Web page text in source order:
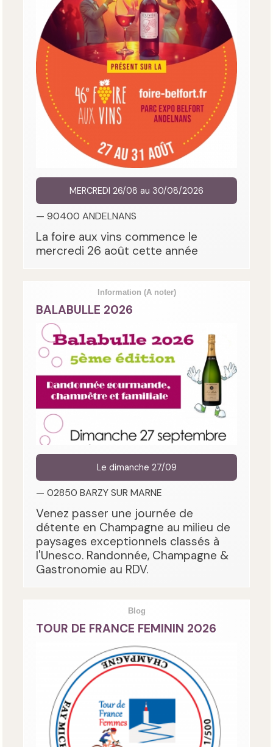
MERCREDI 26/08 au 30/08/2026
— 90400 ANDELNANS
La foire aux vins commence le
mercredi 26 août cette année
Information (A noter)
BALABULLE 2026
Le dimanche 27/09
— 02850 BARZY SUR MARNE
Venez passer une journée de
détente en Champagne au milieu de
paysages exceptionnels classés à
l'Unesco. Randonnée, Champagne &
Gastronomie au RDV.
Blog
TOUR DE FRANCE FEMININ 2026